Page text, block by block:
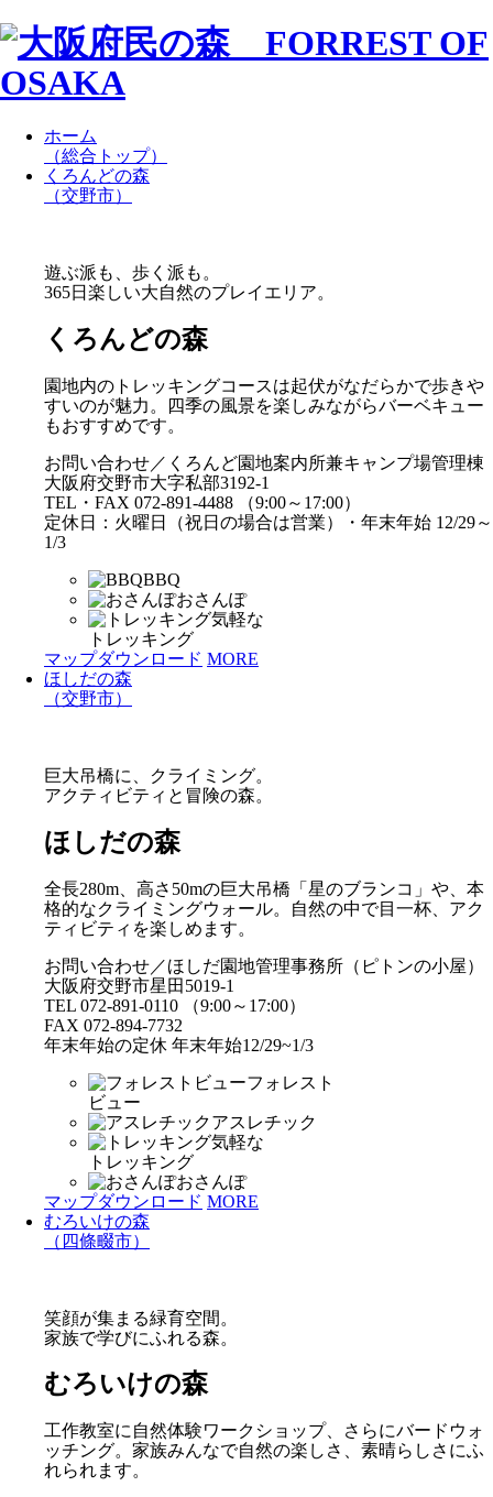
ホーム
（総合トップ）
くろんどの森
（交野市）
遊ぶ派も、歩く派も。
365日楽しい大自然のプレイエリア。
くろんどの森
園地内のトレッキングコースは起伏がなだらかで歩きや
すいのが魅力。四季の風景を楽しみながらバーベキュー
もおすすめです。
お問い合わせ／くろんど園地案内所兼キャンプ場管理棟
大阪府交野市大字私部3192-1
TEL・FAX 072-891-4488 （9:00～17:00）
定休日：火曜日（祝日の場合は営業）・年末年始 12/29～
1/3
BBQ
おさんぽ
気軽な
トレッキング
マップダウンロード MORE
ほしだの森
（交野市）
巨大吊橋に、クライミング。
アクティビティと冒険の森。
ほしだの森
全長280m、高さ50mの巨大吊橋「星のブランコ」や、本
格的なクライミングウォール。自然の中で目一杯、アク
ティビティを楽しめます。
お問い合わせ／ほしだ園地管理事務所（ピトンの小屋）
大阪府交野市星田5019-1
TEL 072-891-0110 （9:00～17:00）
FAX 072-894-7732
年末年始の定休 年末年始12/29~1/3
フォレスト
ビュー
アスレチック
気軽な
トレッキング
おさんぽ
マップダウンロード MORE
むろいけの森
（四條畷市）
笑顔が集まる緑育空間。
家族で学びにふれる森。
むろいけの森
工作教室に自然体験ワークショップ、さらにバードウォ
ッチング。家族みんなで自然の楽しさ、素晴らしさにふ
れられます。